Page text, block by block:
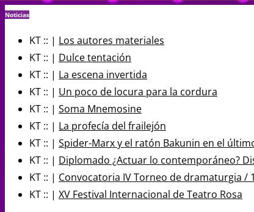
Noticias
KT :: | Los autores materiales
KT :: | Dulce tentación
KT :: | La escena invertida
KT :: | Un poco de locura para la cordura
KT :: | Soma Mnemosine
KT :: | La profecía del frailejón
KT :: | Spider-Marx y el ratón Bakunin en el
KT :: | Diplomado ¿Actuar lo contemporáneo?
KT :: | Convocatoria IV Torneo de dramaturgia /
KT :: | XV Festival Internacional de Teatro Rosa